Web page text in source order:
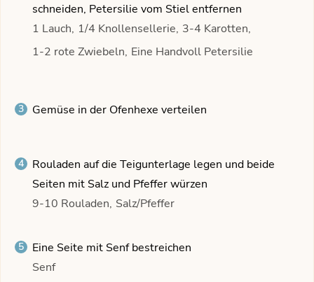
schneiden, Petersilie vom Stiel entfernen
1 Lauch, 1/4 Knollensellerie, 3-4 Karotten,
1-2 rote Zwiebeln, Eine Handvoll Petersilie
Gemüse in der Ofenhexe verteilen
Rouladen auf die Teigunterlage legen und beide
Seiten mit Salz und Pfeffer würzen
9-10 Rouladen, Salz/Pfeffer
Eine Seite mit Senf bestreichen
Senf